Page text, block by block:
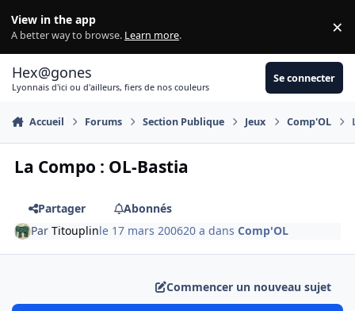
View in the app
A better way to browse. Learn more. ×
Hex@gones
Lyonnais d'ici ou d'ailleurs, fiers de nos couleurs
Se connecter
Accueil Forums Section Publique Jeux Comp'OL
La Compo : OL-Bastia
Partager
Abonnés
ParTitouplinle 17 mars 200620 a dansComp'OL
Commencer un nouveau sujet